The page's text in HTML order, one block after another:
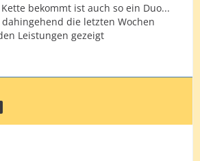
bekommt ist auch so ein Duo...
die letzten Wochen
Leistungen gezeigt